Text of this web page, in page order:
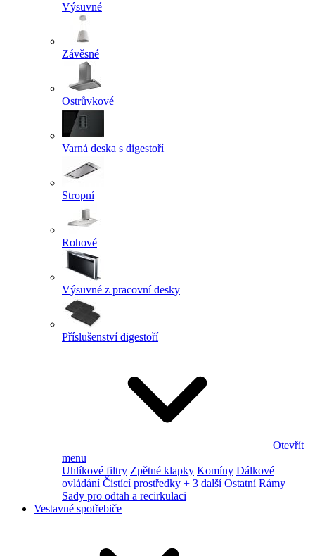
Výsuvné
Závěsné
Ostrůvkové
Varná deska s digestoří
Stropní
Rohové
Výsuvné z pracovní desky
Příslušenství digestoří
Otevřít
menu
Uhlíkové filtry Zpětné klapky Komíny Dálkové
ovládání Čistící prostředky + 3 další Ostatní Rámy
Sady pro odtah a recirkulaci
Vestavné spotřebiče